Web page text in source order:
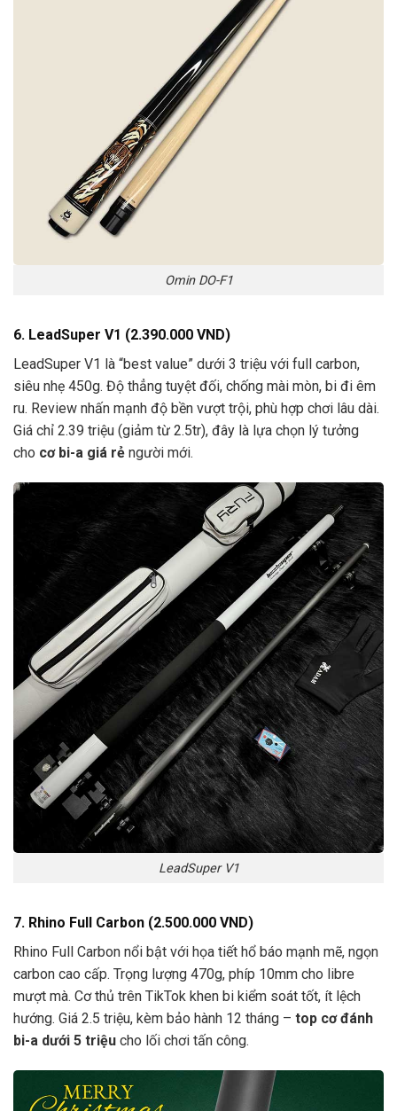
Omin DO-F1
6. LeadSuper V1 (2.390.000 VND)
LeadSuper V1 là “best value” dưới 3 triệu với full carbon,
siêu nhẹ 450g. Độ thẳng tuyệt đối, chống mài mòn, bi đi êm
ru. Review nhấn mạnh độ bền vượt trội, phù hợp chơi lâu dài.
Giá chỉ 2.39 triệu (giảm từ 2.5tr), đây là lựa chọn lý tưởng
cho cơ bi-a giá rẻ người mới.
LeadSuper V1
7. Rhino Full Carbon (2.500.000 VND)
Rhino Full Carbon nổi bật với họa tiết hổ báo mạnh mẽ, ngọn
carbon cao cấp. Trọng lượng 470g, phíp 10mm cho libre
mượt mà. Cơ thủ trên TikTok khen bi kiểm soát tốt, ít lệch
hướng. Giá 2.5 triệu, kèm bảo hành 12 tháng – top cơ đánh
bi-a dưới 5 triệu cho lối chơi tấn công.